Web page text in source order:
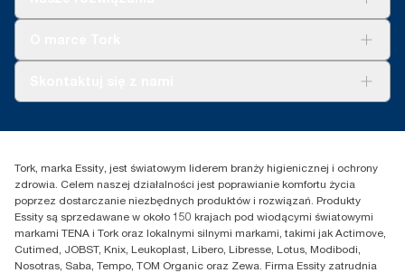
Reklamacja produktu
Przedstawiciele handlowi
Puławska 180
02-670 Warszawa
Polska
Tork, marka Essity, jest światowym liderem branży higienicznej i ochrony
zdrowia. Celem naszej działalności jest poprawianie komfortu życia
poprzez dostarczanie niezbędnych produktów i rozwiązań. Produkty
Essity są sprzedawane w około 150 krajach pod wiodącymi światowymi
markami TENA i Tork oraz lokalnymi silnymi markami, takimi jak Actimove,
Cutimed, JOBST, Knix, Leukoplast, Libero, Libresse, Lotus, Modibodi,
Nosotras, Saba, Tempo, TOM Organic oraz Zewa. Firma Essity zatrudnia